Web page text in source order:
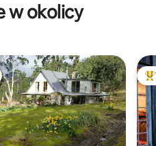
w okolicy